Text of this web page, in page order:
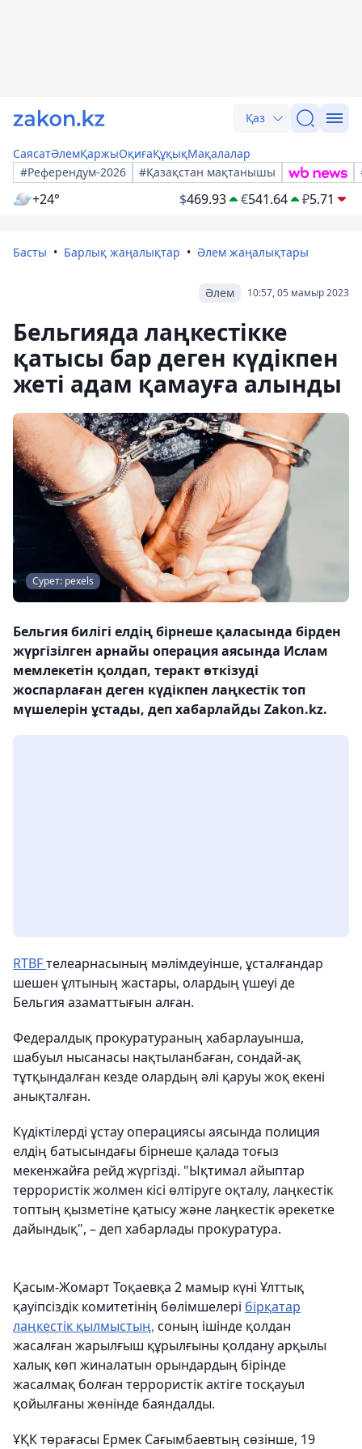
Қаз
СаясатӘлемҚаржыОқиғаҚұқықМақалалар
#Референдум-2026
#Қазақстан мақтанышы
+24° $469.93 €541.64 ₽5.71
Басты Барлық жаңалықтар Әлем жаңалықтары
10:57, 05 мамыр 2023
Әлем
Бельгияда лаңкестікке
қатысы бар деген күдікпен
жеті адам қамауға алынды
Сурет: pexels
Бельгия билігі елдің бірнеше қаласында бірден
жүргізілген арнайы операция аясында Ислам
мемлекетін қолдап, теракт өткізуді
жоспарлаған деген күдікпен лаңкестік топ
мүшелерін ұстады, деп хабарлайды Zakon.kz.
RTBFтелеарнасының мәлімдеуінше, ұсталғандар
шешен ұлтының жастары, олардың үшеуі де
Бельгия азаматтығын алған.
Федералдық прокуратураның хабарлауынша,
шабуыл нысанасы нақтыланбаған, сондай-ақ
тұтқындалған кезде олардың әлі қаруы жоқ екені
анықталған.
Күдіктілерді ұстау операциясы аясында полиция
елдің батысындағы бірнеше қалада тоғыз
мекенжайға рейд жүргізді. "Ықтимал айыптар
террористік жолмен кісі өлтіруге оқталу, лаңкестік
топтың қызметіне қатысу және лаңкестік әрекетке
дайындық", – деп хабарлады прокуратура.
Қасым-Жомарт Тоқаевқа 2 мамыр күні Ұлттық
қауіпсіздік комитетінің бөлімшелері бірқатар
лаңкестік қылмыстың, соның ішінде қолдан
жасалған жарылғыш құрылғыны қолдану арқылы
халық көп жиналатын орындардың бірінде
жасалмақ болған террористік актіге тосқауыл
қойылғаны жөнінде баяндалды.
ҰҚК төрағасы Ермек Сағымбаевтың сөзінше, 19